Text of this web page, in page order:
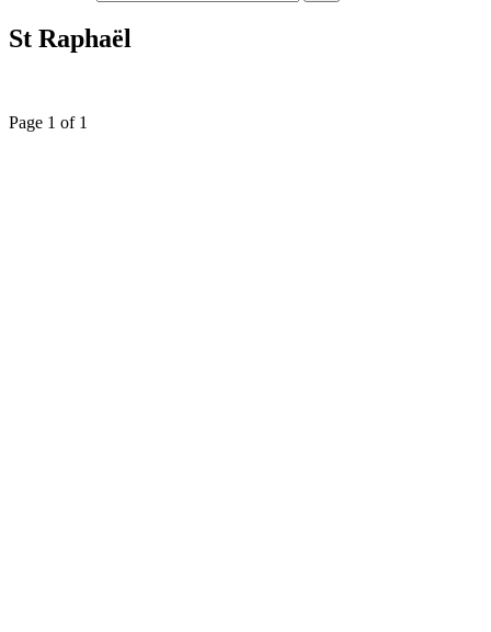
St Raphaël
Page 1 of 1